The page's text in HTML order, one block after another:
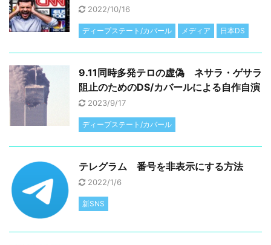
2022/10/16
ディープステート/カバール メディア 日本DS
9.11同時多発テロの虚偽 ネサラ・ゲサラ
阻止のためのDS/カバールによる自作自演
2023/9/17
ディープステート/カバール
テレグラム 番号を非表示にする方法
2022/1/6
新SNS